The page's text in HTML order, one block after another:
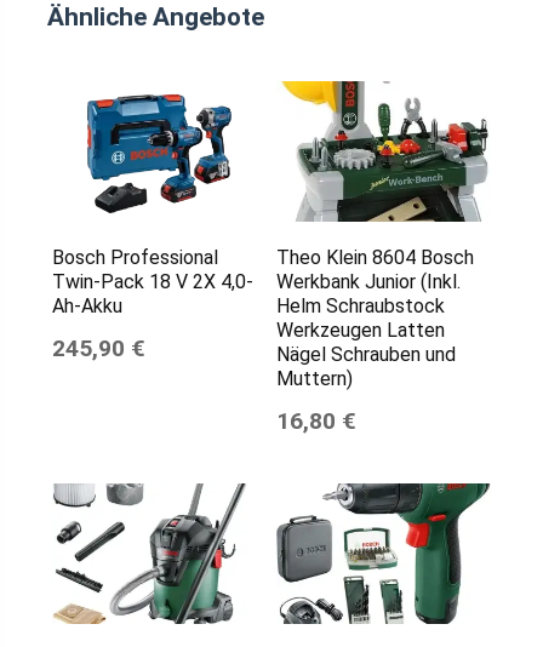
Ähnliche Angebote
Bosch Professional
Twin-Pack 18 V 2X 4,0-
Ah-Akku
245,90 €
Theo Klein 8604 Bosch
Werkbank Junior (Inkl.
Helm Schraubstock
Werkzeugen Latten
Nägel Schrauben und
Muttern)
16,80 €